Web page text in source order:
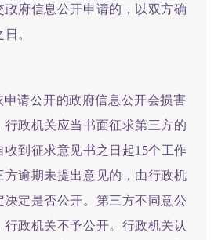
政府信息公开申请的，以双方确
。
请公开的政府信息公开会损害
行政机关应当书面征求第三方的
到征求意见书之日起15个工作
方逾期未提出意见的，由行政机
决定是否公开。第三方不同意公
政机关不予公开。行政机关认